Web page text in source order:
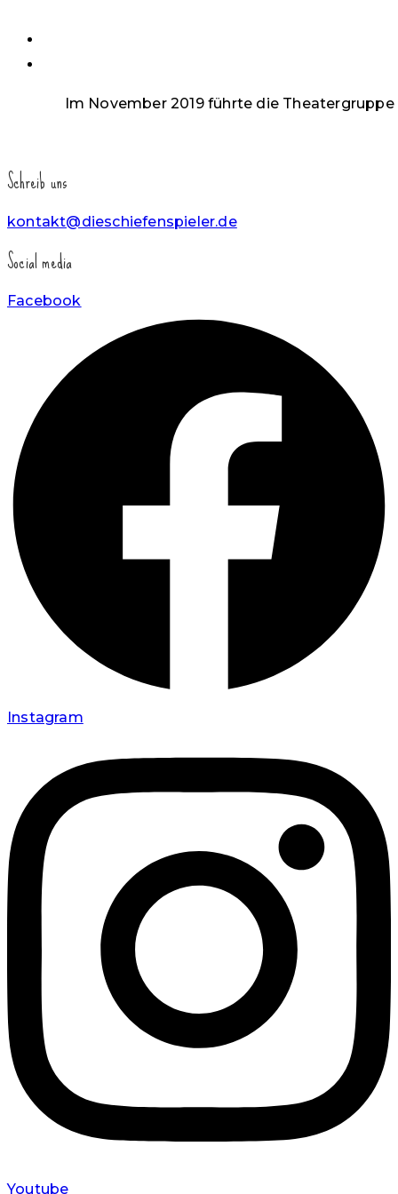
Im November 2019 führte die
Schreib uns
kontakt@dieschiefenspieler.de
Social media
Facebook
Instagram
Youtube